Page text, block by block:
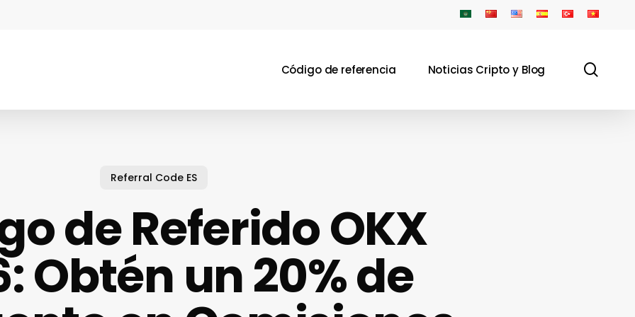
Código de referencia Noticias Cripto y Blog
Referral Code ES
de Referido OKX
Obtén un 20% de